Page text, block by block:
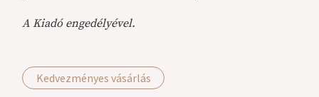
Kedvezményes vásárlás
A Kiadó engedélyével.